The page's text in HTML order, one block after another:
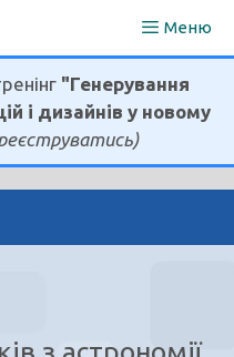
Меню
"Генерування
і дизайнів у новому